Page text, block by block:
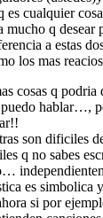
es cualquier
mucho q
a estas
los mas
cosas q
puedo hablar…,
son dificiles
q no sabes
es simbolica
si por